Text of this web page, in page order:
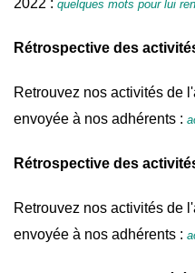
2022 : quelques mots pour lui
Rétrospective des
Retrouvez nos activités de
envoyée à nos adhérents :
Rétrospective des
Retrouvez nos activités de
envoyée à nos adhérents :